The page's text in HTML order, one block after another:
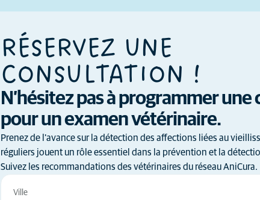
RÉSERVEZ UNE
CONSULTATION !
N’hésitez pas à programmer
pour un examen vétérinaire.
Prenez de l'avance sur la détection des affections liées au
réguliers jouent un rôle essentiel dans la prévention et la
Suivez les recommandations des vétérinaires du réseau AniCura.